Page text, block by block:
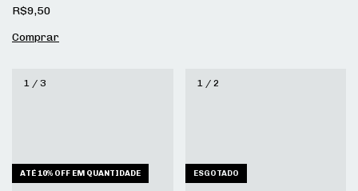
R$9,50
1 / 3
ATÉ 10% OFF EM QUANTIDADE
1/ 2
ESGOTADO